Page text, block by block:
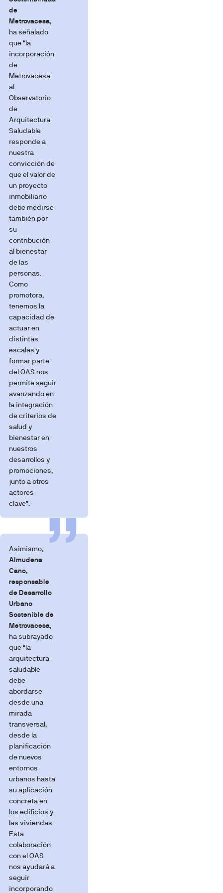
de
Metrovacesa,
ha señalado
que “la
incorporación
de
Metrovacesa
al
Observatorio
de
Arquitectura
Saludable
responde a
nuestra
convicción de
que el valor de
un proyecto
inmobiliario
debe medirse
también por
su
contribución
al bienestar
de las
personas.
Como
promotora,
tenemos la
capacidad de
actuar en
distintas
escalas y
formar parte
del OAS nos
permite seguir
avanzando en
la integración
de criterios de
salud y
bienestar en
nuestros
desarrollos y
promociones,
junto a otros
actores
clave”.
Asimismo,
Almudena
Cano,
responsable
de Desarrollo
Urbano
Sostenible de
Metrovacesa,
ha subrayado
que “la
arquitectura
saludable
debe
abordarse
desde una
mirada
transversal,
desde la
planificación
de nuevos
entornos
urbanos hasta
su aplicación
concreta en
los edificios y
las viviendas.
Esta
colaboración
con el OAS
nos ayudará a
seguir
incorporando